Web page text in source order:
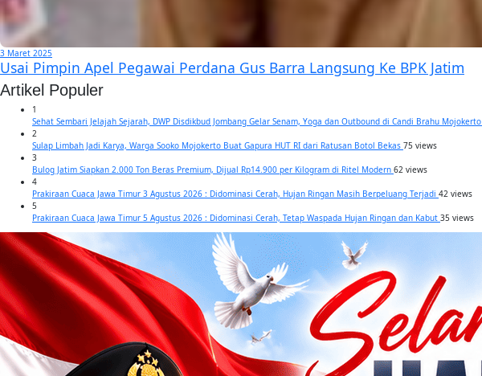
3 Maret 2025
Usai Pimpin Apel Pegawai Perdana Gus Barra Langsung Ke BPK Jatim
Artikel Populer
1
Sehat Sembari Jelajah Sejarah, DWP Disdikbud Jombang Gelar Senam, Yoga dan Outbound di Candi Brahu Mojokerto
2
Sulap Limbah Jadi Karya, Warga Sooko Mojokerto Buat Gapura HUT RI dari Ratusan Botol Bekas 75 views
3
Bulog Jatim Siapkan 2.000 Ton Beras Premium, Dijual Rp14.900 per Kilogram di Ritel Modern 62 views
4
Prakiraan Cuaca Jawa Timur 3 Agustus 2026 : Didominasi Cerah, Hujan Ringan Masih Berpeluang Terjadi 42 views
5
Prakiraan Cuaca Jawa Timur 5 Agustus 2026 : Didominasi Cerah, Tetap Waspada Hujan Ringan dan Kabut 35 views